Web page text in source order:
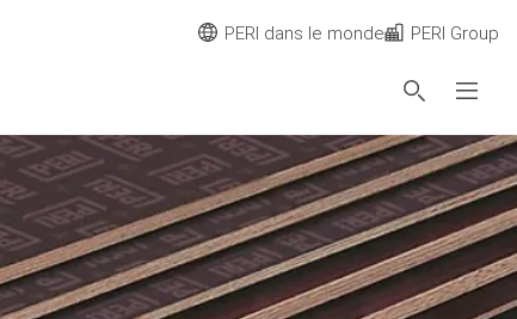
PERI dans le monde PERI Group